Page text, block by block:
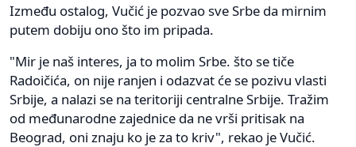
Između ostalog, Vučić je pozvao sve Srbe da mirnim
putem dobiju ono što im pripada.
"Mir je naš interes, ja to molim Srbe. što se tiče
Radoičića, on nije ranjen i odazvat će se pozivu vlasti
Srbije, a nalazi se na teritoriji centralne Srbije. Tražim
od međunarodne zajednice da ne vrši pritisak na
Beograd, oni znaju ko je za to kriv", rekao je Vučić.